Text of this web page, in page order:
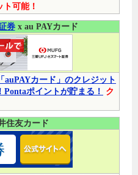
ト可能！
券x au PAYカード
auPAYカード」のクレジット
ポイントが貯まる！
ク
住友カード